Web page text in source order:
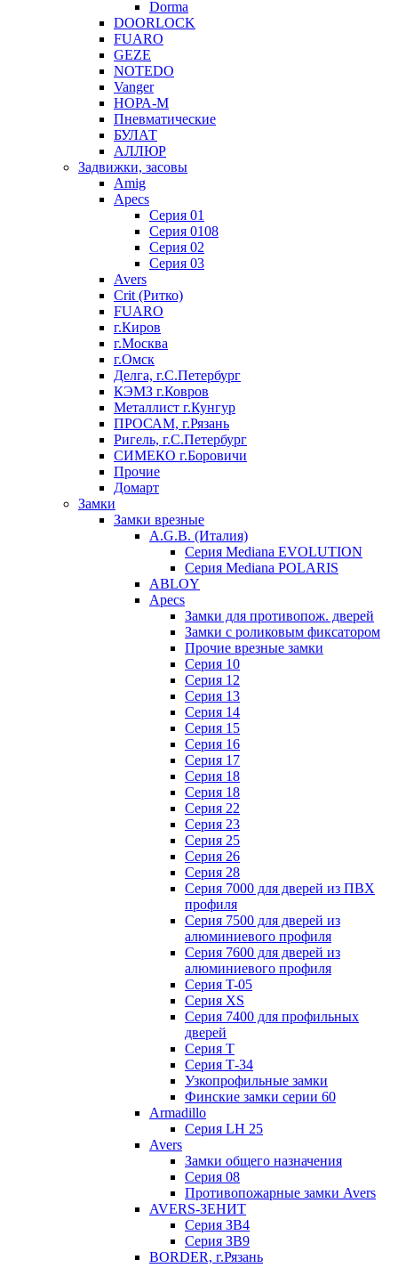
Dorma
DOORLOCK
FUARO
GEZE
NOTEDO
Vanger
НОРА-М
Пневматические
БУЛАТ
АЛЛЮР
Задвижки, засовы
Amig
Apecs
Серия 01
Серия 0108
Серия 02
Серия 03
Avers
Crit (Ритко)
FUARO
г.Киров
г.Москва
г.Омск
Делга, г.С.Петербург
КЭМЗ г.Ковров
Металлист г.Кунгур
ПРОСАМ, г.Рязань
Ригель, г.С.Петербург
СИМЕКО г.Боровичи
Прочие
Домарт
Замки
Замки врезные
A.G.B. (Италия)
Серия Mediana EVOLUTION
Серия Mediana POLARIS
ABLOY
Apecs
Замки для противопож. дверей
Замки с роликовым фиксатором
Прочие врезные замки
Серия 10
Серия 12
Серия 13
Серия 14
Серия 15
Серия 16
Серия 17
Серия 18
Серия 18
Серия 22
Серия 23
Серия 25
Серия 26
Серия 28
Серия 7000 для дверей из ПВХ
профиля
Серия 7500 для дверей из
алюминиевого профиля
Серия 7600 для дверей из
алюминиевого профиля
Серия T-05
Серия XS
Серия 7400 для профильных
дверей
Серия Т
Серия Т-34
Узкопрофильные замки
Финские замки серии 60
Armadillo
Серия LH 25
Avers
Замки общего назначения
Серия 08
Противопожарные замки Avers
AVERS-ЗЕНИТ
Серия ЗВ4
Серия ЗВ9
BORDER, г.Рязань